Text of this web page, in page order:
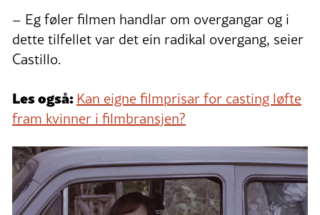
– Eg føler filmen handlar om overgangar og i
dette tilfellet var det ein radikal overgang, seier
Castillo.
Les også: Kan eigne filmprisar for casting løfte
fram kvinner i filmbransjen?